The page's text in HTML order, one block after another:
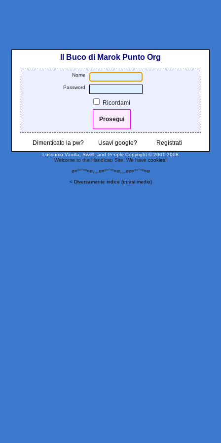
Il Buco di Marok Punto Org
Nome
Password
Ricordami
Dimenticato la pw? Usavi google? Registrati
Lussumo Vanilla, Swell, and People Copyright © 2001-2008
Welcome to the Handicap Site. We have cookies!
ø¤º°`°º¤ø,¸¸,ø¤º°`°º¤ø,¸¸,øø¤º°`°º¤ø
< Diversamente indice (quasi medio)